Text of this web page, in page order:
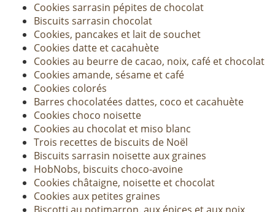
Cookies sarrasin pépites de chocolat
Biscuits sarrasin chocolat
Cookies, pancakes et lait de souchet
Cookies datte et cacahuète
Cookies au beurre de cacao, noix, café et chocolat
Cookies amande, sésame et café
Cookies colorés
Barres chocolatées dattes, coco et cacahuète
Cookies choco noisette
Cookies au chocolat et miso blanc
Trois recettes de biscuits de Noël
Biscuits sarrasin noisette aux graines
HobNobs, biscuits choco-avoine
Cookies châtaigne, noisette et chocolat
Cookies aux petites graines